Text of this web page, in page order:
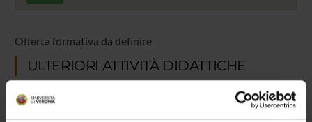
Offerta formativa da definire
ULTERIORI ATTIVITÀ DIDATTICHE